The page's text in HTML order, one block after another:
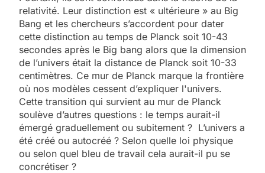
relativité. Leur distinction est « ultérieure » au Big
Bang et les chercheurs s’accordent pour dater
cette distinction au temps de Planck soit 10-43
secondes après le Big bang alors que la dimension
de l’univers était la distance de Planck soit 10-33
centimètres. Ce mur de Planck marque la frontière
où nos modèles cessent d’expliquer l'univers.
Cette transition qui survient au mur de Planck
soulève d’autres questions : le temps aurait-il
émergé graduellement ou subitement ? L’univers a
été créé ou autocréé ? Selon quelle loi physique
ou selon quel bleu de travail cela aurait-il pu se
concrétiser ?